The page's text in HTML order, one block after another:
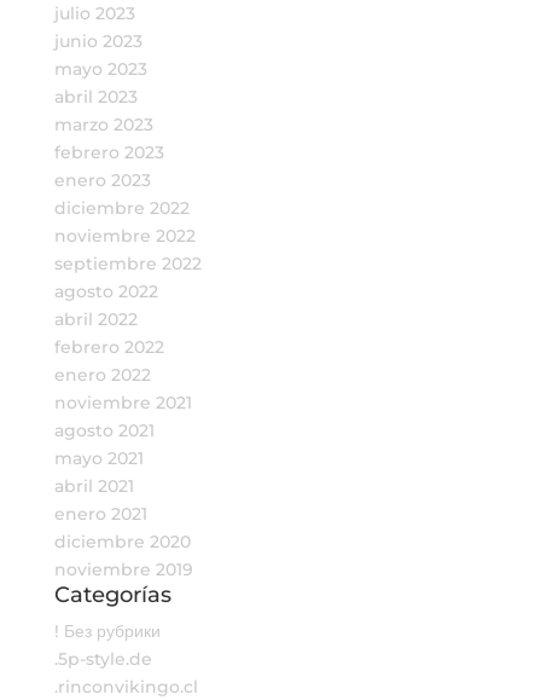
julio 2023
junio 2023
mayo 2023
abril 2023
marzo 2023
febrero 2023
enero 2023
diciembre 2022
noviembre 2022
septiembre 2022
agosto 2022
abril 2022
febrero 2022
enero 2022
noviembre 2021
agosto 2021
mayo 2021
abril 2021
enero 2021
diciembre 2020
noviembre 2019
Categorías
! Без рубрики
.5p-style.de
.rinconvikingo.cl